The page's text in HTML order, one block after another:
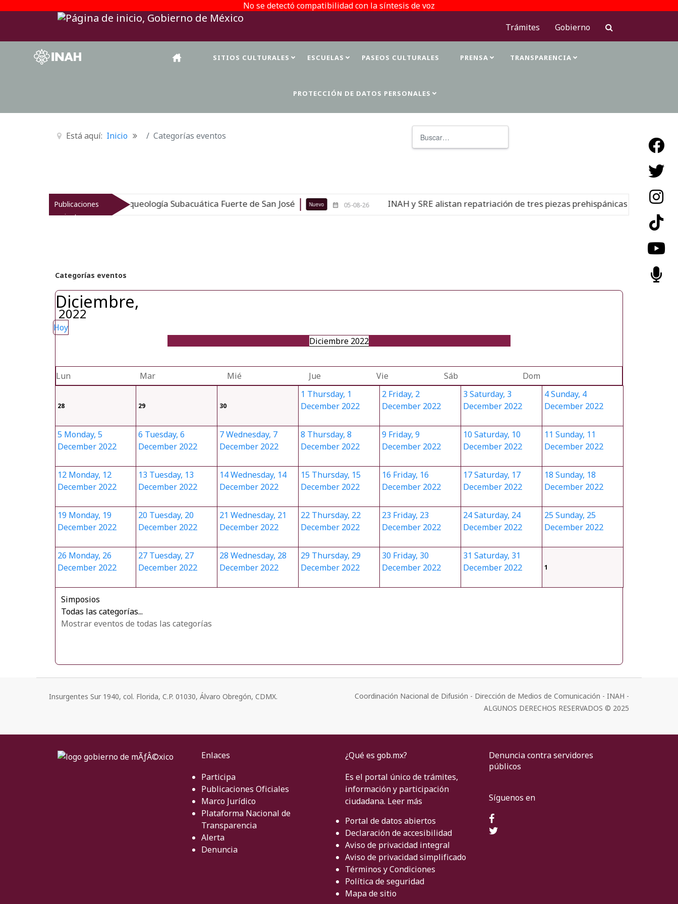
No se detectó compatibilidad con la síntesis de voz
Trámites
Gobierno
SITIOS CULTURALES ESCUELAS PASEOS CULTURALES PRENSA TRANSPARENCIA
PROTECCIÓN DE DATOS PERSONALES
Está aquí: Inicio Categorías eventos
Publicaciones
recientes
sumergido: Museo de Arqueología Subacuática Fuerte de San José Nuevo 05-08-26 INAH y SRE alistan repatriación de tres piezas prehispánicas desde Estados
Categorías eventos
Diciembre,
2022
Hoy
Diciembre 2022
Lun Mar Mié Jue Vie Sáb Dom
28 29 30
1 Thursday, 1
December 2022
2 Friday, 2
December 2022
3 Saturday, 3
December 2022
4Sunday, 4
December 2022
5 Monday, 5
December 2022
6 Tuesday, 6
December 2022
7Wednesday, 7
December 2022
8 Thursday, 8
December 2022
9 Friday, 9
December 2022
10 Saturday, 10
December 2022
11 Sunday, 11
December 2022
12 Monday, 12
December 2022
13 Tuesday, 13
December 2022
14Wednesday, 14
December 2022
15 Thursday, 15
December 2022
16 Friday, 16
December 2022
17Saturday, 17
December 2022
18 Sunday, 18
December 2022
19 Monday, 19
December 2022
20 Tuesday, 20
December 2022
21 Wednesday, 21
December 2022
22 Thursday, 22
December 2022
23 Friday, 23
December 2022
24Saturday, 24
December 2022
25 Sunday, 25
December 2022
26 Monday, 26
December 2022
27 Tuesday, 27
December 2022
28 Wednesday, 28
December 2022
29 Thursday, 29
December 2022
30 Friday, 30
December 2022
31 Saturday, 31
December 2022
1
Simposios
Todas las categorías...
Mostrar eventos de todas las categorías
Insurgentes Sur 1940, col. Florida, C.P. 01030, Álvaro Obregón, CDMX.
Coordinación Nacional de Difusión - Dirección de Medios de Comunicación - INAH -
ALGUNOS DERECHOS RESERVADOS © 2025
Enlaces
Participa
Publicaciones Oficiales
Marco Jurídico
Plataforma Nacional de
Transparencia
Alerta
Denuncia
¿Qué es gob.mx?
Es el portal único de trámites,
información y participación
ciudadana. Leer más
Portal de datos abiertos
Declaración de accesibilidad
Aviso de privacidad integral
Aviso de privacidad simplificado
Términos y Condiciones
Política de seguridad
Mapa de sitio
Denuncia contra servidores
públicos
Síguenos en